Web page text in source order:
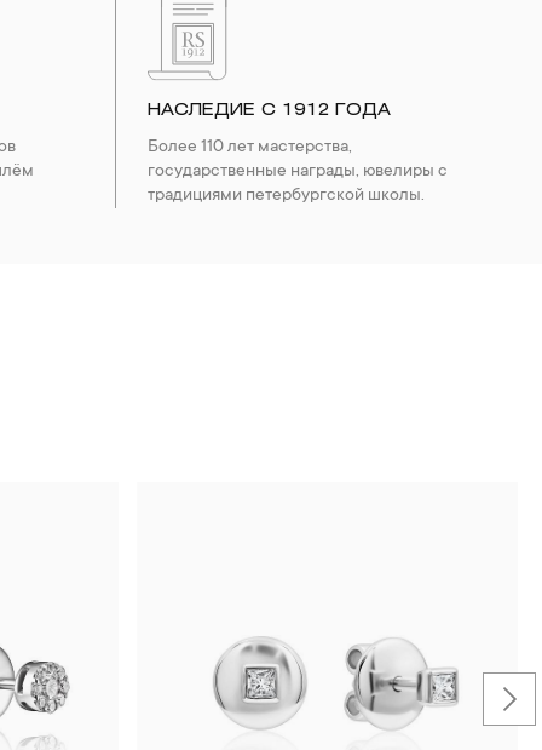
НАСЛЕДИЕ С 1912 ГОДА
Более 110 лет мастерства,
государственные награды, ювелиры с
традициями петербургской школы.